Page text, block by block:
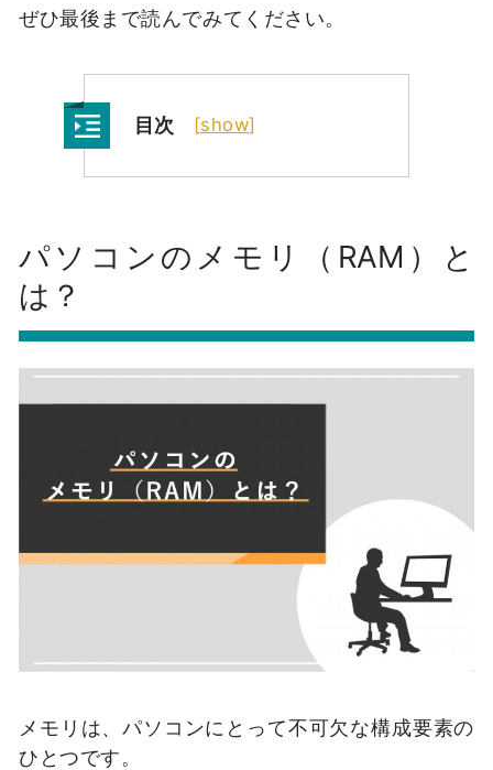
ぜひ最後まで読んでみてください。
目次 [show]
パソコンのメモリ（RAM）と
は？
メモリは、パソコンにとって不可欠な構成要素の
ひとつです。